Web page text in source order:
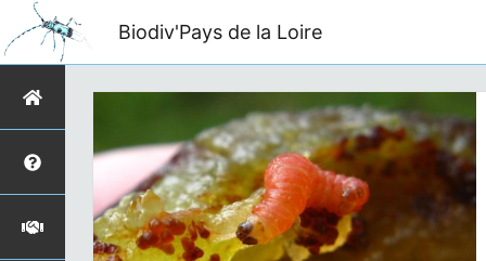
Biodiv'Pays de la Loire